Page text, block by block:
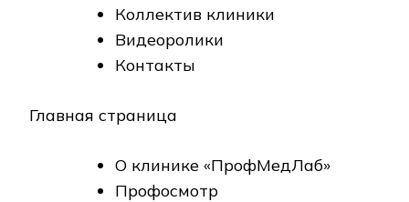
Коллектив клиники
Видеоролики
Контакты
Главная страница
О клинике «ПрофМедЛаб»
Профосмотр